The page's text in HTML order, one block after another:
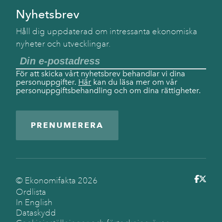
Nyhetsbrev
Håll dig uppdaterad om intressanta ekonomiska
nyheter och utvecklingar.
För att skicka vårt nyhetsbrev behandlar vi dina
personuppgifter. Här kan du läsa mer om vår
personuppgiftsbehandling och om dina rättigheter.
PRENUMERERA
© Ekonomifakta 2026
Ordlista
In English
Dataskydd